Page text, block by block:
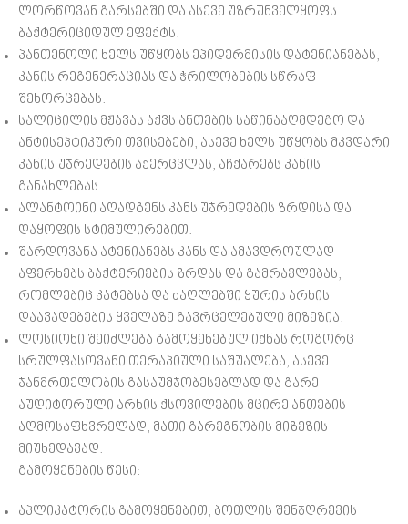
ლორწოვან გარსებში და ასევე უზრუნველყოფს
ბაქტერიციდულ ეფექტს.
პანთენოლი ხელს უწყობს ეპიდერმისის დატენიანებას,
კანის რეგენერაციას და ჭრილობების სწრაფ
შეხორცებას.
სალიცილის მჟავას აქვს ანთების საწინააღმდეგო და
ანტისეპტიკური თვისებები, ასევე ხელს უწყობს მკვდარი
კანის უჯრედების აქერცვლას, აჩქარებს კანის
განახლებას.
ალანტოინი აღადგენს კანს უჯრედების ზრდისა და
დაყოფის სტიმულირებით.
შარდოვანა ატენიანებს კანს და ამავდროულად
აფერხებს ბაქტერიების ზრდას და გამრავლებას,
რომლებიც კატებსა და ძაღლებში ყურის არხის
დაავადებების ყველაზე გავრცელებული მიზეზია.
ლოსიონი შეიძლება გამოყენებულ იქნას როგორც
სრულფასოვანი თერაპიული საშუალება, ასევე
ჯანმრთელობის გასაუმჯობესებლად და გარე
აუდიტორული არხის ქსოვილების მცირე ანთების
აღმოსაფხვრელად, მათი გარეგნობის მიზეზის
მიუხედავად.
გამოყენების წესი:
აპლიკატორის გამოყენებით, ბოთლის შენჯღრევის